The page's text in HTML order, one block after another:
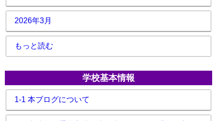
2026年3月
もっと読む
学校基本情報
1-1 本ブログについて